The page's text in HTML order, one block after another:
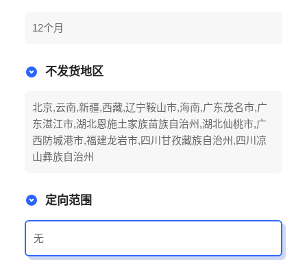
12个月
不发货地区
北京,云南,新疆,西藏,辽宁鞍山市,海南,广东茂名市,广
东湛江市,湖北恩施土家族苗族自治州,湖北仙桃市,广
西防城港市,福建龙岩市,四川甘孜藏族自治州,四川凉
山彝族自治州
定向范围
无